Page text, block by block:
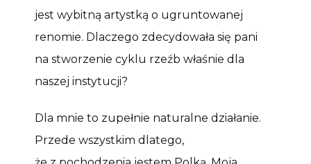
jest wybitną artystką o ugruntowanej
renomie. Dlaczego zdecydowała się pani
na stworzenie cyklu rzeźb właśnie dla
naszej instytucji?
Dla mnie to zupełnie naturalne działanie.
Przede wszystkim dlatego,